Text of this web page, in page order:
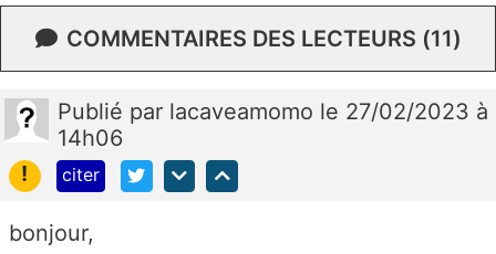
COMMENTAIRES DES LECTEURS (11)
Publié par lacaveamomo le 27/02/2023 à
14h06
!
citer
bonjour,